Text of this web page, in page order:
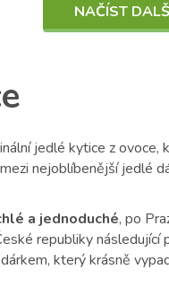
NAČÍST
jedlé kytice z
nejoblíbenější jedlé
a jednoduché, po
republiky
který krásně